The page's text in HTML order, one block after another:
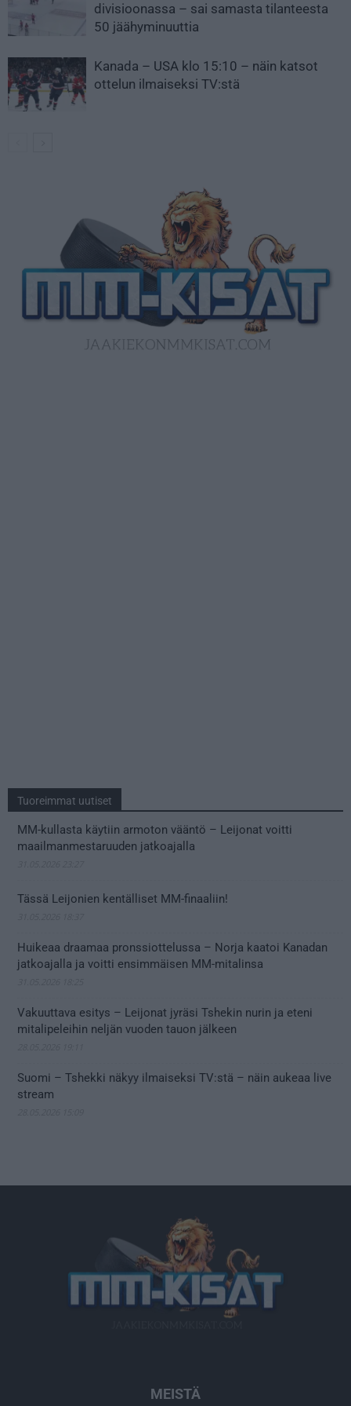
divisioonassa – sai samasta tilanteesta
50 jäähyminuuttia
Kanada – USA klo 15:10 – näin katsot
ottelun ilmaiseksi TV:stä
Tuoreimmat uutiset
MM-kullasta käytiin armoton vääntö – Leijonat voitti
maailmanmestaruuden jatkoajalla
Tässä Leijonien kentälliset MM-finaaliin!
Huikeaa draamaa pronssiottelussa – Norja kaatoi Kanadan
jatkoajalla ja voitti ensimmäisen MM-mitalinsa
Vakuuttava esitys – Leijonat jyräsi Tshekin nurin ja eteni
mitalipeleihin neljän vuoden tauon jälkeen
Suomi – Tshekki näkyy ilmaiseksi TV:stä – näin aukeaa live
stream
MEISTÄ